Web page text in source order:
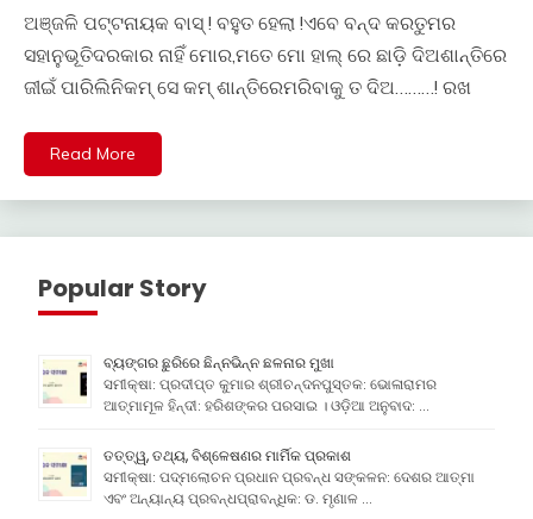
ଅଞ୍ଜଳି ପଟ୍ଟନାୟକ ବାସ୍ ! ବହୁତ ହେଲା !ଏବେ ବନ୍ଦ କରତୁମର
ସହାନୁଭୂତିଦରକାର ନାହିଁ ମୋର,ମତେ ମୋ ହାଲ୍ ରେ ଛାଡ଼ି ଦିଅଶାନ୍ତିରେ
ଜୀଇଁ ପାରିଲିନିକମ୍ ସେ କମ୍ ଶାନ୍ତିରେମରିବାକୁ ତ ଦିଅ………! ରଖ
Read More
Popular Story
ବ୍ୟଙ୍ଗର ଛୁରିରେ ଛିନ୍ନଭିନ୍ନ ଛଳନାର ମୁଖା
ସମୀକ୍ଷା: ପ୍ରଦୀପ୍ତ କୁମାର ଶ୍ରୀଚନ୍ଦନପୁସ୍ତକ: ଭୋଳାରାମର
ଆତ୍ମାମୂଳ ହିନ୍ଦୀ: ହରିଶଙ୍କର ପରସାଇ । ଓଡ଼ିଆ ଅନୁବାଦ: …
ତତ୍ତ୍ୱ, ତଥ୍ୟ, ବିଶ୍ଳେଷଣର ମାର୍ମିକ ପ୍ରକାଶ
ସମୀକ୍ଷା: ପଦ୍ମଲୋଚନ ପ୍ରଧାନ ପ୍ରବନ୍ଧ ସଙ୍କଳନ: ଦେଶର ଆତ୍ମା
ଏବଂ ଅନ୍ୟାନ୍ୟ ପ୍ରବନ୍ଧପ୍ରାବନ୍ଧିକ: ଡ. ମୃଣାଳ …